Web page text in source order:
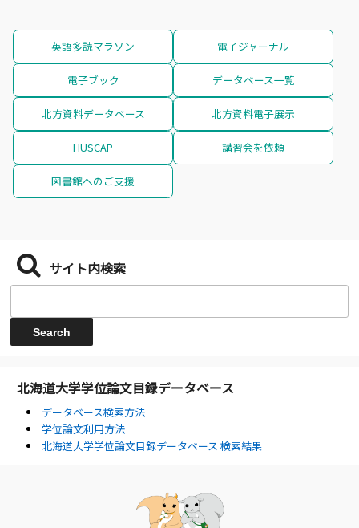
英語多読マラソン 電子ジャーナル
電子ブック データベース一覧
北方資料データベース 北方資料電子展示
HUSCAP 講習会を依頼
図書館へのご支援
サイト内検索
北海道大学学位論文目録データベース
データベース検索方法
学位論文利用方法
北海道大学学位論文目録データベース 検索結果